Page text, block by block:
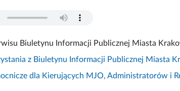
Biuletynu Informacji Publicznej Miasta
z Biuletynu Informacji Publicznej Miasta
dla Kierujących MJO, Administratorów i